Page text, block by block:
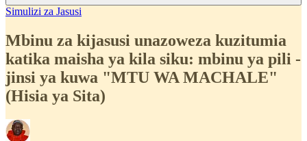
Simulizi za Jasusi
Mbinu za kijasusi unazoweza kuzitumia
katika maisha ya kila siku: mbinu ya pili -
jinsi ya kuwa "MTU WA MACHALE"
(Hisia ya Sita)